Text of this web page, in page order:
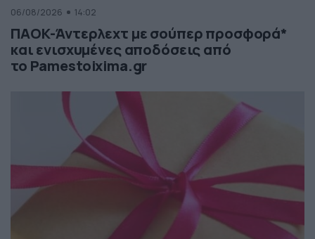
06/08/2026 14:02
ΠΑΟΚ-Άντερλεχτ με σούπερ προσφορά*
και ενισχυμένες αποδόσεις από
το Pamestoixima.gr